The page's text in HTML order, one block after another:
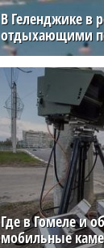
В Геленджике в
отдыхающими
Где в Гомеле и
мобильные